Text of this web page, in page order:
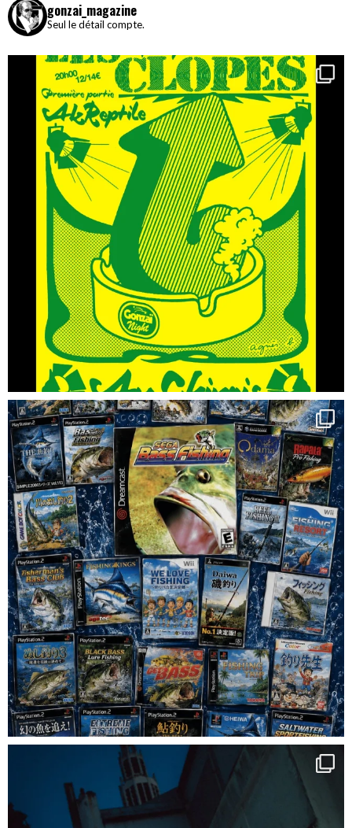
gonzai_magazine
Seul le détail compte.